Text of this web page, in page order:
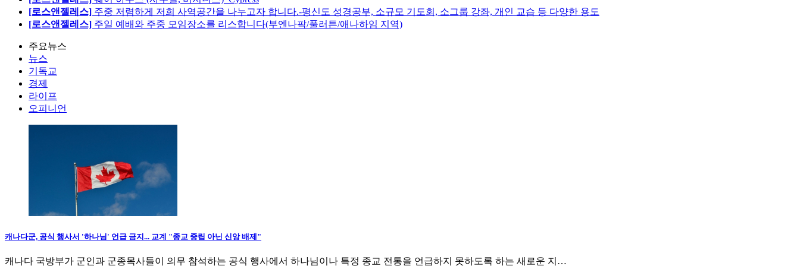
[로스앤젤레스] 주중 저렴하게 저희 사역공간을 나누고자 합니다.-평신도 성경공부, 소규모 기도회, 소그룹 강좌, 개인 교습 등 다양한 용도
[로스앤젤레스] 주일 예배와 주중 모임장소를 리스합니다(부엔나팍/풀러튼/애나하임 지역)
주요뉴스
뉴스
기독교
경제
라이프
오피니언
캐나다군, 공식 행사서 '하나님' 언급 금지... 교계 "종교 중립 아닌 신앙 배제"
캐나다 국방부가 군인과 군종목사들이 의무 참석하는 공식 행사에서 하나님이나 특정 종교 전통을 언급하지 못하도록 하는 새로운 지…